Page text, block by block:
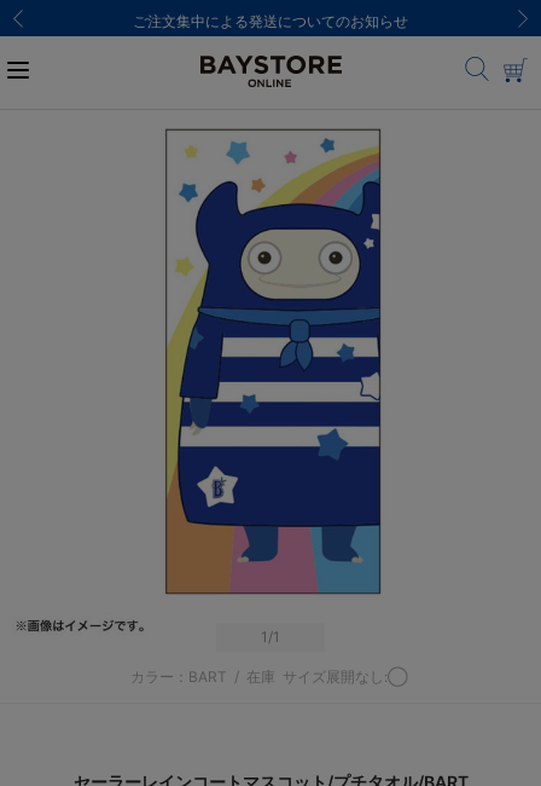
ご注文集中による発送についてのお知らせ
1 /1
カラー：BART / 在庫 サイズ展開なし:◯
セーラーレインコートマスコット/プチタオル/BART